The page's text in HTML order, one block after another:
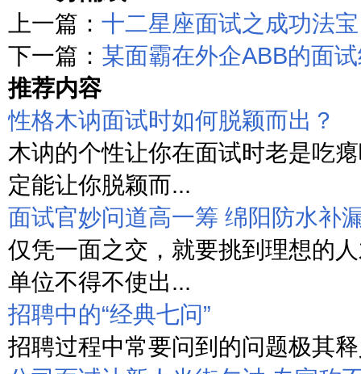
上一篇： 十二星座面试之成功法宝
下一篇： 某面霸在外企ABB的面
推荐内容
性格木讷面试时如何脱颖而出？
木讷的个性让你在面试时老是吃
定能让你脱颖而...
面试官妙问道高一筹 绵阳防水补
仅凭一面之交，就要挑到理想的
单位不得不使出...
招聘中的“经典七问”
招聘过程中常要问到的问题极其